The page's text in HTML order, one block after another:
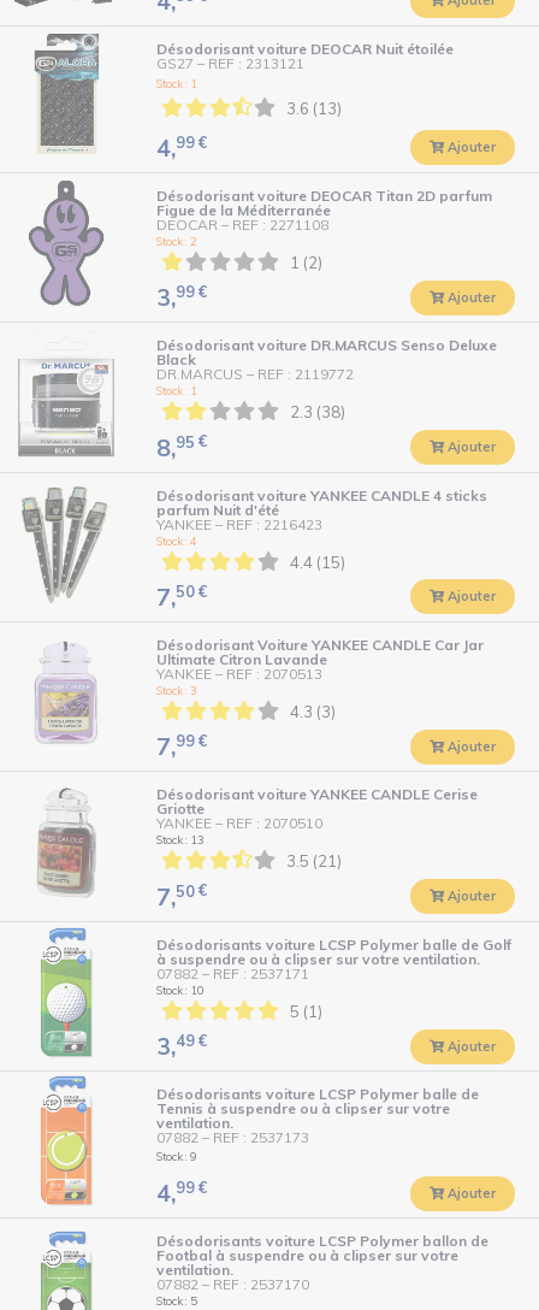
Désodorisant voiture DEOCAR Nuit étoilée
GS27 – REF : 2313121
Stock : 1
3.6 (13)
4,99€ Ajouter
Désodorisant voiture DEOCAR Titan 2D parfum
Figue de la Méditerranée
DEOCAR – REF : 2271108
Stock : 2
1 (2)
3,99€ Ajouter
Désodorisant voiture DR.MARCUS Senso Deluxe
Black
DR.MARCUS – REF : 2119772
Stock : 1
2.3 (38)
8,95 € Ajouter
Désodorisant voiture YANKEE CANDLE 4 sticks
parfum Nuit d'été
YANKEE – REF : 2216423
Stock : 4
4.4 (15)
7,50€ Ajouter
Désodorisant Voiture YANKEE CANDLE Car Jar
Ultimate Citron Lavande
YANKEE – REF : 2070513
Stock : 3
4.3 (3)
7,99€ Ajouter
Désodorisant voiture YANKEE CANDLE Cerise
Griotte
YANKEE – REF : 2070510
Stock : 13
3.5 (21)
7,50€ Ajouter
Désodorisants voiture LCSP Polymer balle de Golf
à suspendre ou à clipser sur votre ventilation.
07882 – REF : 2537171
Stock : 10
5 (1)
3,49€ Ajouter
Désodorisants voiture LCSP Polymer balle de
Tennis à suspendre ou à clipser sur votre
ventilation.
07882 – REF : 2537173
Stock : 9
4,99€ Ajouter
Désodorisants voiture LCSP Polymer ballon de
Footbal à suspendre ou à clipser sur votre
ventilation.
07882 – REF : 2537170
Stock : 5